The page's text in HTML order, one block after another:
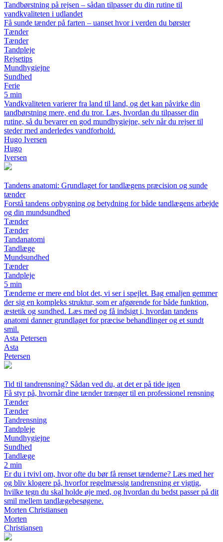
Tandbørstning på rejsen – sådan tilpasser du din rutine til
vandkvaliteten i udlandet
Få sunde tænder på farten – uanset hvor i verden du børster
Tænder
Tænder
Tandpleje
Rejsetips
Mundhygiejne
Sundhed
Ferie
5 min
Vandkvaliteten varierer fra land til land, og det kan påvirke din
tandbørstning mere, end du tror. Læs, hvordan du tilpasser din
rutine, så du bevarer en god mundhygiejne, selv når du rejser til
steder med anderledes vandforhold.
Hugo Iversen
Hugo
Iversen
Tandens anatomi: Grundlaget for tandlægens præcision og sunde
tænder
Forstå tandens opbygning og betydning for både tandlægens arbejde
og din mundsundhed
Tænder
Tænder
Tandanatomi
Tandlæge
Mundsundhed
Tænder
Tandpleje
5 min
Tænderne er mere end blot det, vi ser i spejlet. Bag emaljen gemmer
der sig en kompleks struktur, som er afgørende for både funktion,
æstetik og sundhed. Læs med og få indsigt i, hvordan tandens
anatomi danner grundlaget for præcise behandlinger og et sundt
smil.
Asta Petersen
Asta
Petersen
Tid til tandrensning? Sådan ved du, at det er på tide igen
Få styr på, hvornår dine tænder trænger til en professionel rensning
Tænder
Tænder
Tandrensning
Tandpleje
Mundhygiejne
Sundhed
Tandlæge
2 min
Er du i tvivl om, hvor ofte du bør få renset tænderne? Læs med her
og bliv klogere på, hvorfor regelmæssig tandrensning er vigtig,
hvilke tegn du skal holde øje med, og hvordan du bedst passer på dit
smil mellem tandlægebesøgene.
Morten Christiansen
Morten
Christiansen